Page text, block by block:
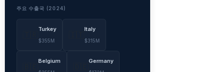
주요 수출국 (2024)
Turkey
$355M
Italy
$315M
Belgium Germany